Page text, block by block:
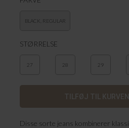
BLACK, REGULAR
STØRRELSE
27 28 29
Disse sorte jeans kombinerer